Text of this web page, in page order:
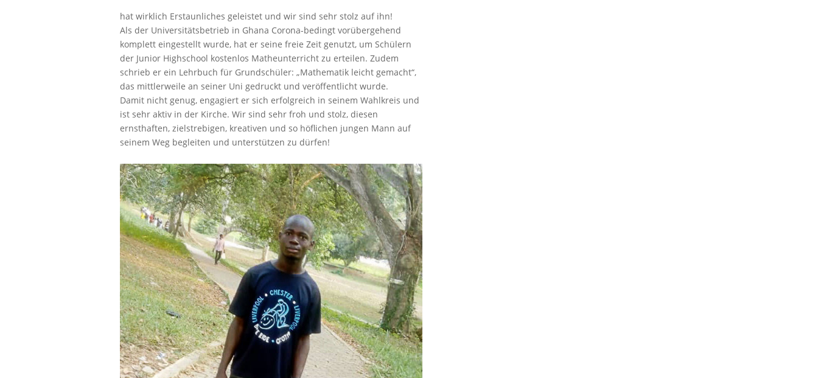
hat wirklich Erstaunliches geleistet und wir sind sehr stolz auf ihn!
Als der Universitätsbetrieb in Ghana Corona-bedingt vorübergehend
komplett eingestellt wurde, hat er seine freie Zeit genutzt, um Schülern
der Junior Highschool kostenlos Matheunterricht zu erteilen. Zudem
schrieb er ein Lehrbuch für Grundschüler: „Mathematik leicht gemacht“,
das mittlerweile an seiner Uni gedruckt und veröffentlicht wurde.
Damit nicht genug, engagiert er sich erfolgreich in seinem Wahlkreis und
ist sehr aktiv in der Kirche. Wir sind sehr froh und stolz, diesen
ernsthaften, zielstrebigen, kreativen und so höflichen jungen Mann auf
seinem Weg begleiten und unterstützen zu dürfen!